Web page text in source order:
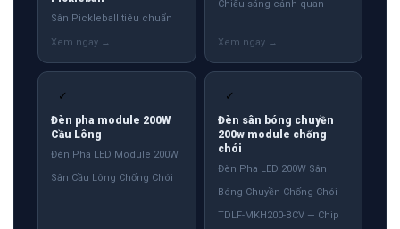
Sân Pickleball tiêu chuẩn
Chiếu sáng cảnh quan
✓
Đèn pha module 200W
Cầu Lông
Đèn Pha LED Module 200W
Sân Cầu Lông Chống Chói
✓
Đèn sân bóng chuyền
200w module chống
chói
Đèn Pha LED 200W Sân
Bóng Chuyền Chống Chói
TDLF-MKH200-BCV — Chip